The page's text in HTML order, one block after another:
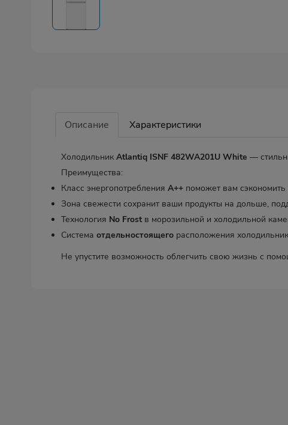
Описание Характеристики
Холодильник Atlantiq ISNF 482WA201U White —
Преимущества:
Класс энергопотребления A++ поможет вам сэкономить
Зона свежести сохранит ваши продукты на дольше,
Технология No Frostв морозильной и холодильной
Система отдельностоящего расположения
Не упустите возможность облегчить свою жизнь с